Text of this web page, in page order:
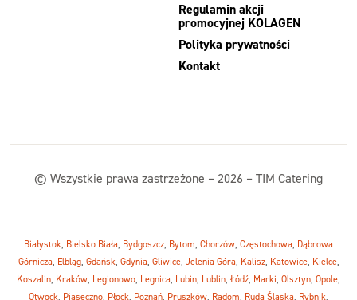
Regulamin akcji
promocyjnej KOLAGEN
Polityka prywatności
Kontakt
© Wszystkie prawa zastrzeżone – 2026 – TIM Catering
Białystok, Bielsko Biała, Bydgoszcz, Bytom, Chorzów, Częstochowa, Dąbrowa
Górnicza, Elbląg, Gdańsk, Gdynia, Gliwice, Jelenia Góra, Kalisz, Katowice, Kielce,
Koszalin, Kraków, Legionowo, Legnica, Lubin, Lublin, Łódź, Marki, Olsztyn, Opole,
Otwock, Piaseczno, Płock, Poznań, Pruszków, Radom, Ruda Śląska, Rybnik,